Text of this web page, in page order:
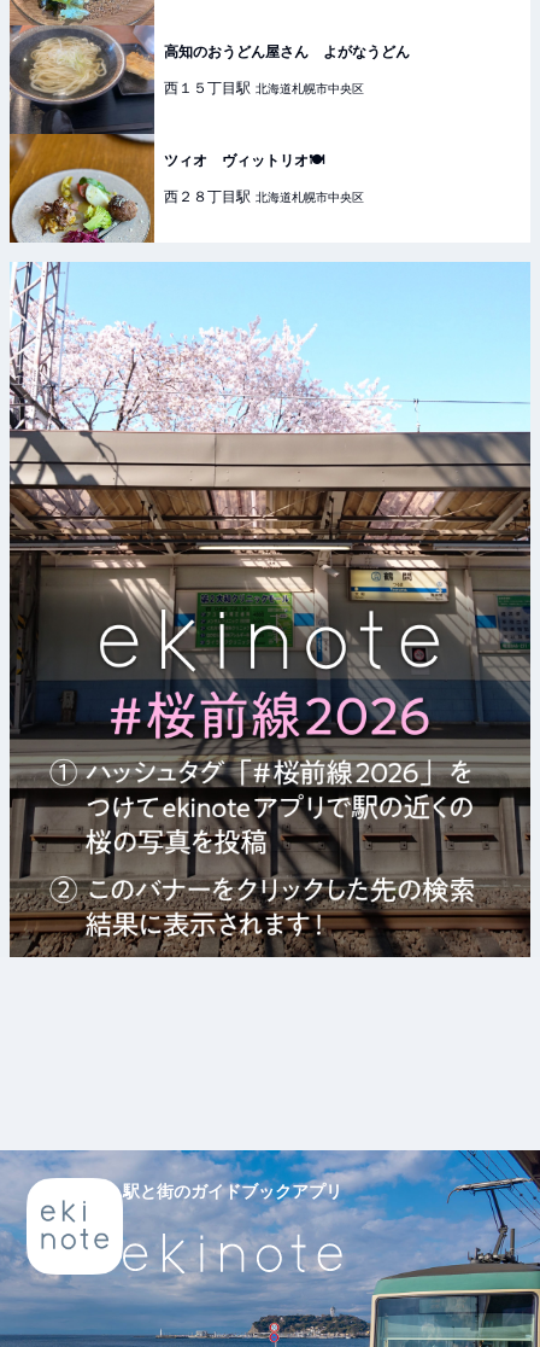
高知のおうどん屋さん よがなうどん
西１５丁目駅 北海道札幌市中央区
ツィオ ヴィットリオ🍽️
西２８丁目駅 北海道札幌市中央区
駅と街のガイドブックアプリ